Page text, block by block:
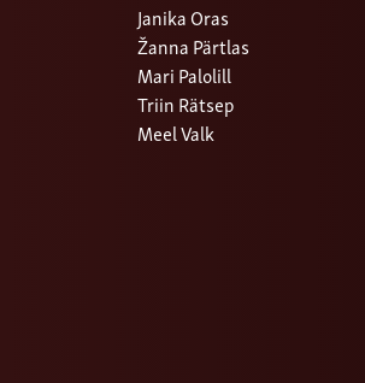
Janika Oras
Žanna Pärtlas
Mari Palolill
Triin Rätsep
Meel Valk